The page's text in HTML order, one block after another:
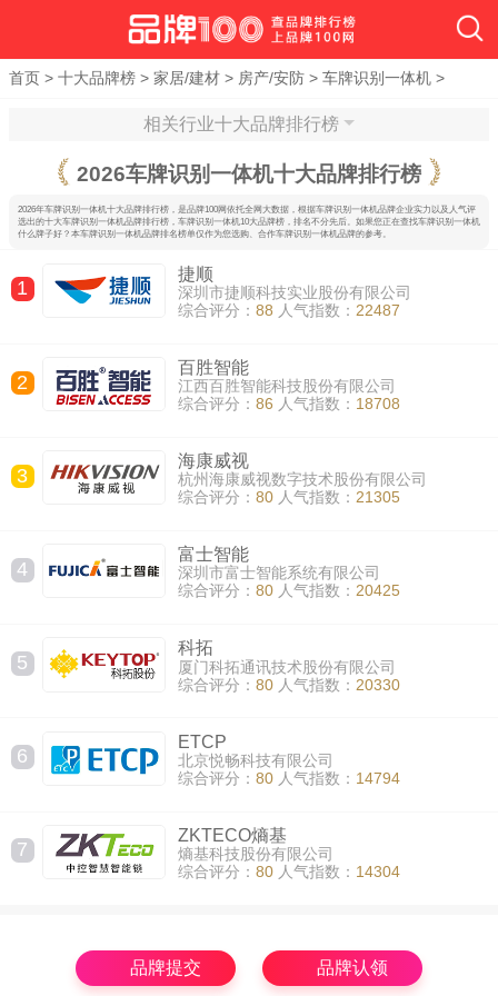
首页 > 十大品牌榜 > 家居/建材 > 房产/安防 > 车牌识别一体机 >
相关行业十大品牌排行榜
2026车牌识别一体机十大品牌排行榜
2026年车牌识别一体机十大品牌排行榜，是品牌100网依托全网大数据，根据车牌识别一体机品牌企业实力以及人气评
选出的十大车牌识别一体机品牌排行榜，车牌识别一体机10大品牌榜，排名不分先后。如果您正在查找车牌识别一体机
什么牌子好？本车牌识别一体机品牌排名榜单仅作为您选购、合作车牌识别一体机品牌的参考。
1
捷顺
深圳市捷顺科技实业股份有限公司
综合评分： 88 人气指数： 22487
2
百胜智能
江西百胜智能科技股份有限公司
综合评分： 86 人气指数： 18708
3
海康威视
杭州海康威视数字技术股份有限公司
综合评分： 80 人气指数： 21305
4
富士智能
深圳市富士智能系统有限公司
综合评分： 80 人气指数： 20425
5
科拓
厦门科拓通讯技术股份有限公司
综合评分： 80 人气指数： 20330
6
ETCP
北京悦畅科技有限公司
综合评分： 80 人气指数： 14794
7
ZKTECO熵基
熵基科技股份有限公司
综合评分： 80 人气指数： 14304
品牌提交 品牌认领